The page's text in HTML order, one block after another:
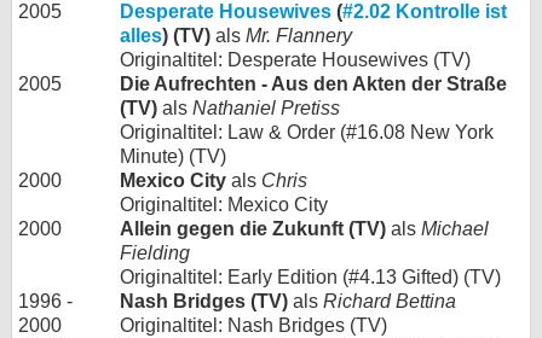
2005
Desperate Housewives (#2.02 Kontrolle ist
alles) (TV) als Mr. Flannery
Originaltitel: Desperate Housewives (TV)
2005
Die Aufrechten - Aus den Akten der Straße
(TV) als Nathaniel Pretiss
Originaltitel: Law & Order (#16.08 New York
Minute) (TV)
2000
Mexico City als Chris
Originaltitel: Mexico City
2000
Allein gegen die Zukunft (TV) als Michael
Fielding
Originaltitel: Early Edition (#4.13 Gifted) (TV)
1996 -
2000
Nash Bridges (TV) als Richard Bettina
Originaltitel: Nash Bridges (TV)